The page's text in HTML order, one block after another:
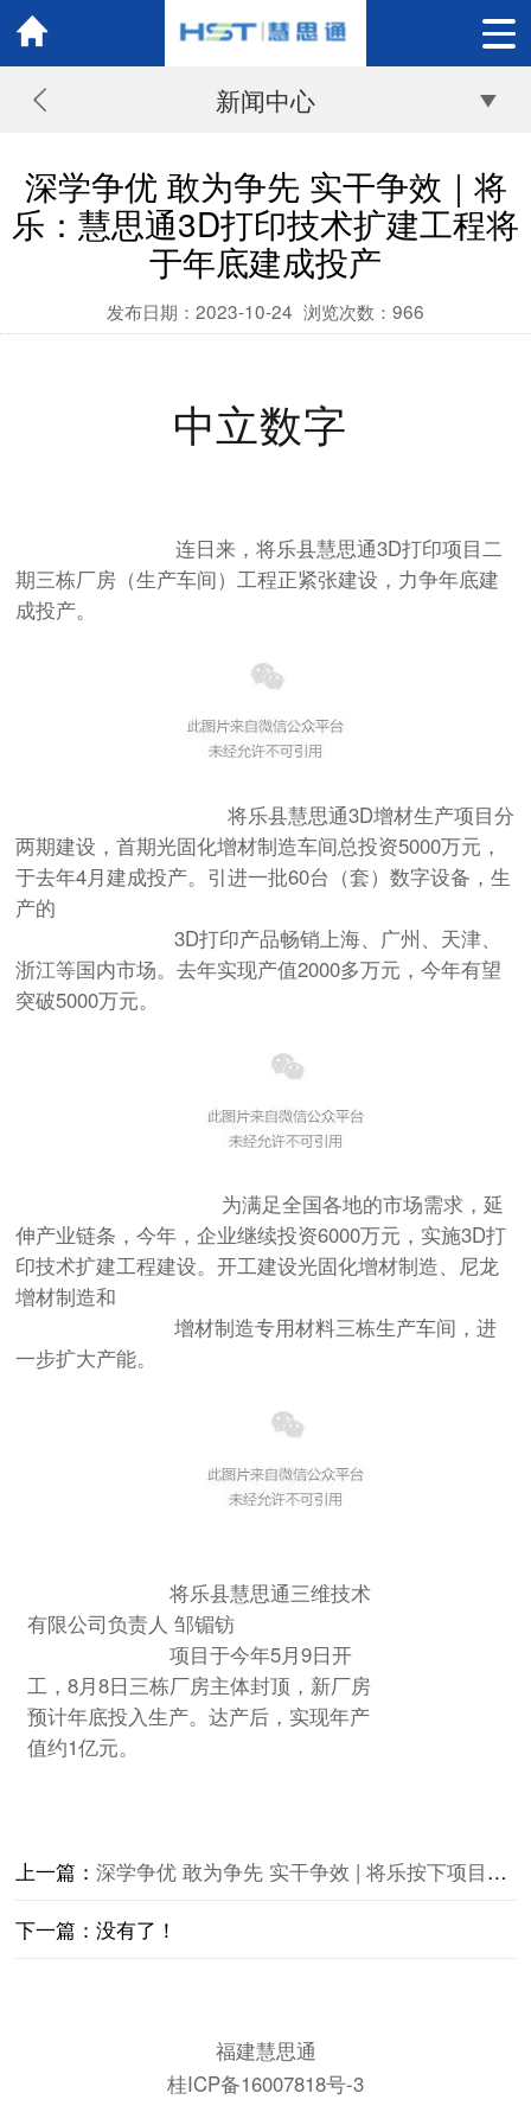
新闻中心
深学争优 敢为争先 实干争效｜将
乐：慧思通3D打印技术扩建工程将
于年底建成投产
发布日期：2023-10-24 浏览次数： 966
中立数字
连日来，将乐县慧思通3D打印项目二
期三栋厂房（生产车间）工程正紧张建设，力争年底建
成投产。
将乐县慧思通3D增材生产项目分
两期建设，首期光固化增材制造车间总投资5000万元，
于去年4月建成投产。引进一批60台（套）数字设备，生
产的
3D打印产品畅销上海、广州、天津、
浙江等国内市场。去年实现产值2000多万元，今年有望
突破5000万元。
为满足全国各地的市场需求，延
伸产业链条，今年，企业继续投资6000万元，实施3D打
印技术扩建工程建设。开工建设光固化增材制造、尼龙
增材制造和
增材制造专用材料三栋生产车间，进
一步扩大产能。
将乐县慧思通三维技术
有限公司负责人 邹镅钫
项目于今年5月9日开
工，8月8日三栋厂房主体封顶，新厂房
预计年底投入生产。达产后，实现年产
值约1亿元。
上一篇：深学争优 敢为争先 实干争效 | 将乐按下项目攻坚“快进键”
下一篇：没有了！
福建慧思通
桂ICP备16007818号-3